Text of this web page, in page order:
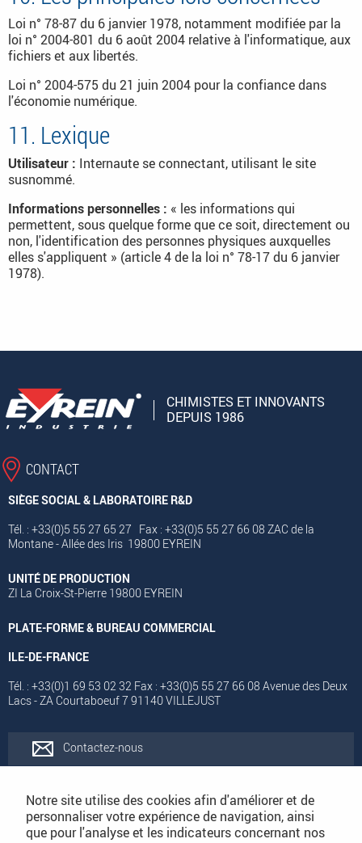
Loi n° 78-87 du 6 janvier 1978, notamment modifiée par la
loi n° 2004-801 du 6 août 2004 relative à l'informatique, aux
fichiers et aux libertés.
Loi n° 2004-575 du 21 juin 2004 pour la confiance dans
l'économie numérique.
11. Lexique
Utilisateur : Internaute se connectant, utilisant le site
susnommé.
Informations personnelles : « les informations qui
permettent, sous quelque forme que ce soit, directement ou
non, l'identification des personnes physiques auxquelles
elles s'appliquent » (article 4 de la loi n° 78-17 du 6 janvier
1978).
CHIMISTES ET INNOVANTS
DEPUIS 1986
CONTACT
SIÈGE SOCIAL & LABORATOIRE R&D
Tél. : +33(0)5 55 27 65 27 Fax : +33(0)5 55 27 66 08 ZAC de la
Montane - Allée des Iris 19800 EYREIN
UNITÉ DE PRODUCTION
ZI La Croix-St-Pierre 19800 EYREIN
PLATE-FORME & BUREAU COMMERCIAL
ILE-DE-FRANCE
Tél. : +33(0)1 69 53 02 32 Fax : +33(0)5 55 27 66 08 Avenue des Deux
Lacs - ZA Courtaboeuf 7 91140 VILLEJUST
Contactez-nous
Notre site utilise des cookies afin d'améliorer et de
personnaliser votre expérience de navigation, ainsi
que pour l'analyse et les indicateurs concernant nos